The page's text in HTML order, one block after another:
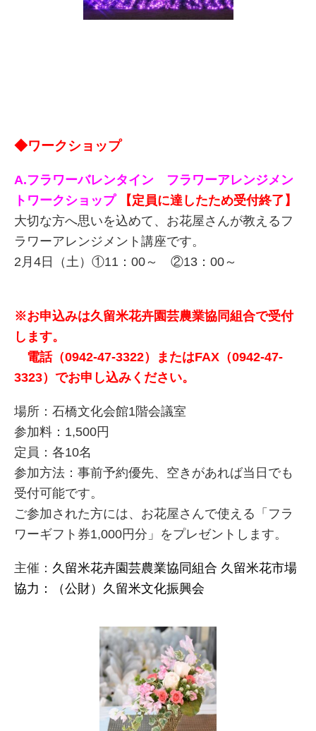
◆ワークショップ
A.フラワーバレンタイン フラワーアレンジメン
トワークショップ
【定員に達したため受付終了】
大切な方へ思いを込めて、お花屋さんが教えるフ
ラワーアレンジメント講座です。
2月4日（土）①11：00～ ②13：00～
※お申込みは久留米花卉園芸農業協同組合で受付
します。
電話（0942-47-3322）またはFAX（0942-47-
3323）でお申し込みください。
場所：石橋文化会館1階会議室
参加料：1,500円
定員：各10名
参加方法：事前予約優先、空きがあれば当日でも
受付可能です。
ご参加された方には、お花屋さんで使える「フラ
ワーギフト券1,000円分」をプレゼントします。
主催： 久留米花卉園芸農業協同組合 久留米花市場
協力：（公財）久留米文化振興会